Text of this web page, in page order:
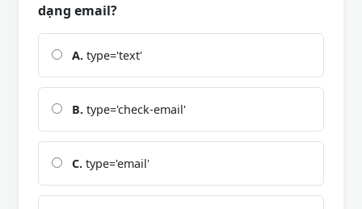
dạng email?
A. type='text'
B. type='check-email'
C. type='email'